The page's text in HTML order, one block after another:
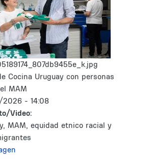
Cocina Uruguay con personas
MAM
- 14:08
Video:
MAM, equidad etnico racial y